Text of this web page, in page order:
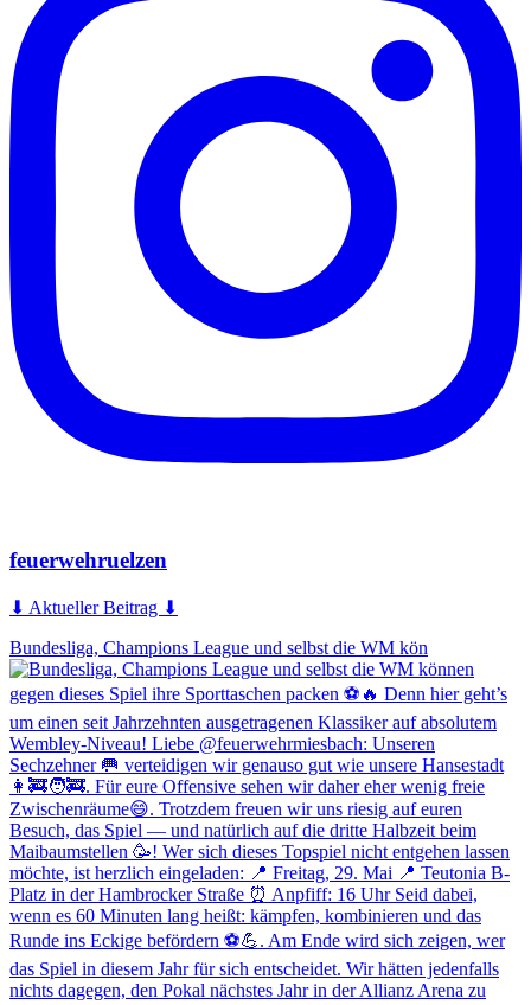
feuerwehruelzen
⬇ Aktueller Beitrag ⬇
Bundesliga, Champions League und selbst die WM kön